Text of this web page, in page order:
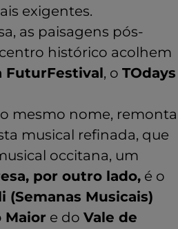
exigentes.
as paisagens pós-
histórico acolhem
FuturFestival, o TOdays
mesmo nome, remonta
musical refinada, que
occitana, um
por outro lado, é o
(Semanas Musicais)
Maior e do Vale de